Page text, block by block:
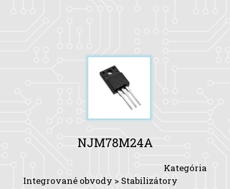
NJM78M24A
Kategória
Integrované obvody > Stabilizátory